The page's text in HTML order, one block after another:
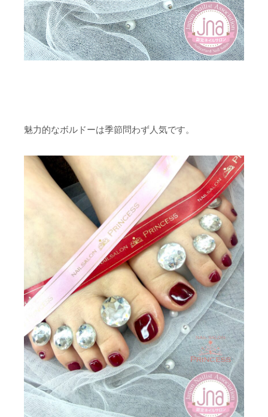
魅力的なボルドーは季節問わず人気です。